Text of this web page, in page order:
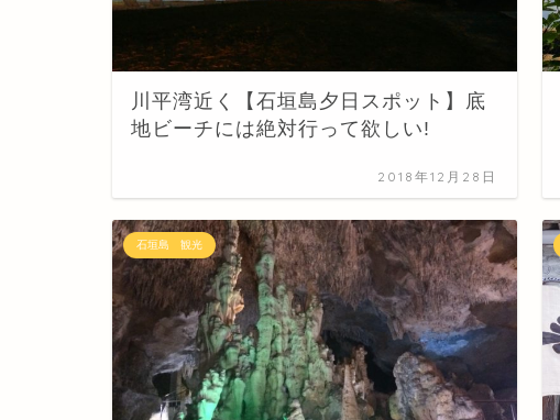
川平湾近く【石垣島夕日スポット】底
地ビーチには絶対行って欲しい!
2018年12月28日
石垣島 観光